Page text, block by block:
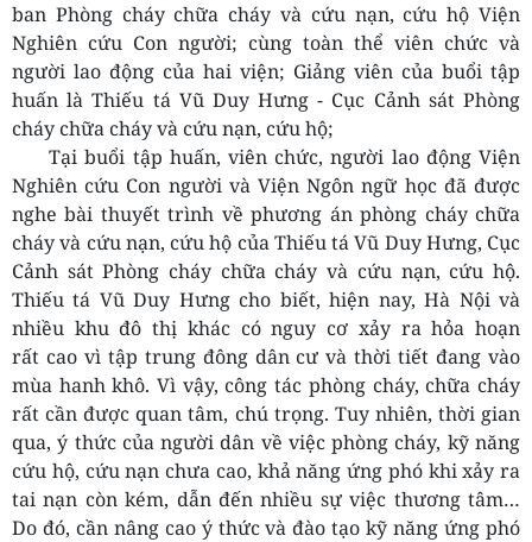
ban Phòng cháy chữa cháy và cứu nạn, cứu hộ Viện
Nghiên cứu Con người; cùng toàn thể viên chức và
người lao động của hai viện; Giảng viên của buổi tập
huấn là Thiếu tá Vũ Duy Hưng - Cục Cảnh sát Phòng
cháy chữa cháy và cứu nạn, cứu hộ;
Tại buổi tập huấn, viên chức, người lao động Viện
Nghiên cứu Con người và Viện Ngôn ngữ học đã được
nghe bài thuyết trình về phương án phòng cháy chữa
cháy và cứu nạn, cứu hộ của Thiếu tá Vũ Duy Hưng, Cục
Cảnh sát Phòng cháy chữa cháy và cứu nạn, cứu hộ.
Thiếu tá Vũ Duy Hưng cho biết, hiện nay, Hà Nội và
nhiều khu đô thị khác có nguy cơ xảy ra hỏa hoạn
rất cao vì tập trung đông dân cư và thời tiết đang vào
mùa hanh khô. Vì vậy, công tác phòng cháy, chữa cháy
rất cần được quan tâm, chú trọng. Tuy nhiên, thời gian
qua, ý thức của người dân về việc phòng cháy, kỹ năng
cứu hộ, cứu nạn chưa cao, khả năng ứng phó khi xảy ra
tai nạn còn kém, dẫn đến nhiều sự việc thương tâm…
Do đó, cần nâng cao ý thức và đào tạo kỹ năng ứng phó